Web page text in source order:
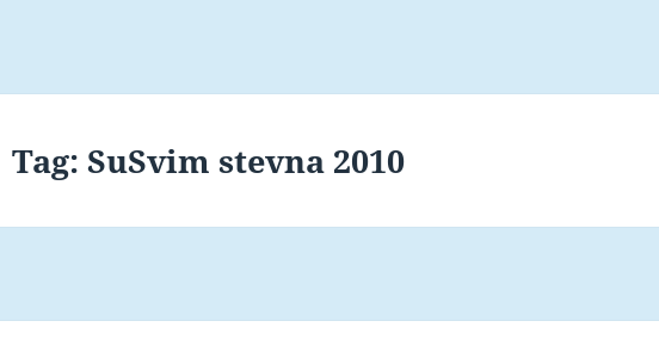
Tag:SuSvim stevna 2010